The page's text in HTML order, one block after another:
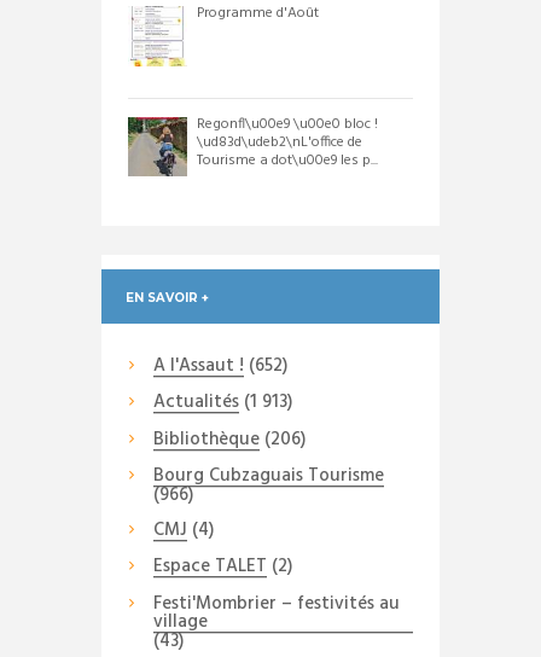
Programme d'Août
Regonfl\u00e9 \u00e0 bloc !
\ud83d\udeb2\nL'office de
Tourisme a dot\u00e9 les p...
EN SAVOIR +
A l'Assaut ! (652)
Actualités(1 913)
Bibliothèque(206)
Bourg Cubzaguais Tourisme
(966)
CMJ (4)
Espace TALET (2)
Festi'Mombrier – festivités au
village
(43)